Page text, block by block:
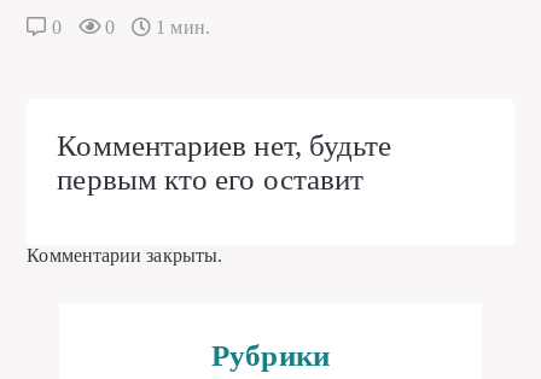
0 0 1 мин.
Комментариев нет, будьте
первым кто его оставит
Комментарии закрыты.
Рубрики